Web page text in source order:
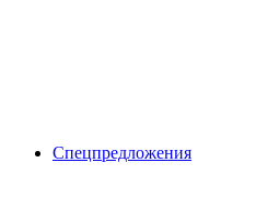
Спецпредложения